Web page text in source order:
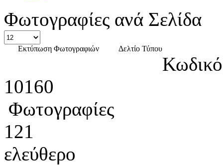
Φωτογραφίες ανά Σελίδα
Εκτύπωση Φωτογραφιών Δελτίο Τύπου
10160
Φωτογραφίες
121
ελεύθερο